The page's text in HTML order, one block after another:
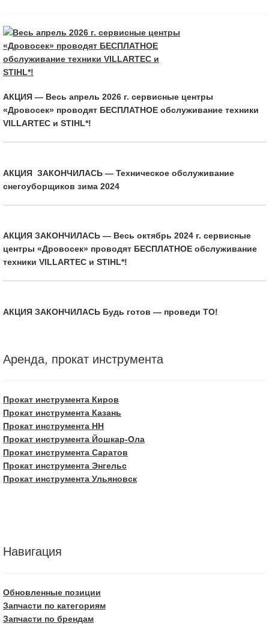
АКЦИЯ — Весь апрель 2026 г. сервисные центры
«Дровосек» проводят БЕСПЛАТНОЕ обслуживание техники
VILLARTEC и STIHL*!
АКЦИЯ ЗАКОНЧИЛАСЬ — Техническое обслуживание
снегоуборщиков зима 2024
АКЦИЯ ЗАКОНЧИЛАСЬ — Весь октябрь 2024 г. сервисные
центры «Дровосек» проводят БЕСПЛАТНОЕ обслуживание
техники VILLARTEC и STIHL*!
АКЦИЯ ЗАКОНЧИЛАСЬ Будь готов — проведи ТО!
Аренда, прокат инструмента
Прокат инструмента Киров
Прокат инструмента Казань
Прокат инструмента НН
Прокат инструмента Йошкар-Ола
Прокат инструмента Саратов
Прокат инструмента Энгельс
Прокат инструмента Ульяновск
Навигация
Обновленные позиции
Запчасти по категориям
Запчасти по брендам